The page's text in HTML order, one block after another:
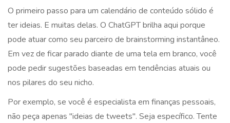
O primeiro passo para um calendário de conteúdo sólido é
ter ideias. E muitas delas. O ChatGPT brilha aqui porque
pode atuar como seu parceiro de brainstorming instantâneo.
Em vez de ficar parado diante de uma tela em branco, você
pode pedir sugestões baseadas em tendências atuais ou
nos pilares do seu nicho.
Por exemplo, se você é especialista em finanças pessoais,
não peça apenas "ideias de tweets". Seja específico. Tente